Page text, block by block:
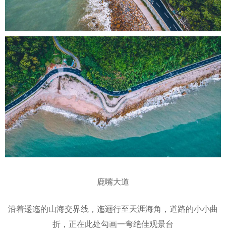
鹿嘴大道
沿着逶迤的山海交界线，迤逦行至天涯海角，道路的小小曲
折，正在此处勾画一弯绝佳观景台